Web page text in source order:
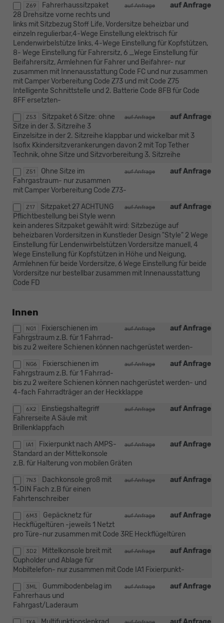
Z69 auf Anfrage
auf Anfrage
Fahrerhaussitzpaket
28 Drehsitze vorne rechts und
links mit Sitzbezug Stoff Life, Vordersitze beheizbar und
einzeln regulierbar,4-Wege Einstellung elektrisch für
Lendenwirbelstütze links, 4-Wege Einstellung für Kopfstützen,
8- Wege Einstellung für Fahrersitz, 6 _Wege Einstellung für
Beifahrersitz, Armlehnen für Fahrer und Beifahrer- nur
zusammen mit Innenausstattung Code FC und nur zusammen
mit Camper Vorbereitung Code Z73 und mit Code Z75
Intelligente Schnittstelle und 2. Batterie Code 8FB für Code
8FF ersetzten-
Z53 auf Anfrage
auf Anfrage
Sitzpaket 6 Sitze: ohne
Sitze in der 3. Sitzreihe 3
Einzelsitze in der 2. Sitzreihe klappbar und wickelbar mit 3
Isofix Kkindersitzverankerungen davon 2 mit Top Tether
Technik, ohne Sitze und Sitzvorbereitung 3. Sitzreihe
Z51 auf Anfrage
auf Anfrage
Ohne Sitze im
Fahrgastraum- nur zusammen
mit Camper Vorbereitung Code Z73-
Z17 auf Anfrage
auf Anfrage
Sitzpaket 27 ACHTUNG
Pflichtbestellung bei Style wenn
kein anderes Sitzpaket gewählt wird: Sitzbezüge auf
beheizbaren Vordersitzen in Kunstleder Design "Style" 2 Wege
Einstellung für Lendenwirbelstützen Vordersitze manuell, 4
Wege Einstellung für Kopfstützen in Höhe und Neigung,
Armlehnen für beide Vordersitze, 6 Wege Einstellung für beide
Vordersitze nur bestellbar zusammen mit Innenausstattung
Code FD
Innen
NG1 auf Anfrage
auf Anfrage
Fixierschienen im
Fahrgstraum z.B. für 1 Fahrrad-
bis zu 2 weitere Schienen können nachgerüstet werden-
NG6 auf Anfrage
auf Anfrage
Fixierschienen im
Fahrgstraum z.B. für 1 Fahrrad-
bis zu 2 weitere Schienen können nachgerüstet werden- und
4-fach Fahrradträger an der Heckklappe
6X2 auf Anfrage
auf Anfrage
Einstiegshaltegriff
Fahrerseite A Säule mit
Brillenklappfach
IA1 auf Anfrage
auf Anfrage
Fixierpunkt nach AMPS-
Standard an der Mittelkonsole
z.B. für Halterung von mobilen Gräten
7N3 auf Anfrage
auf Anfrage
Dachkonsole groß mit
1-DIN Fach z.B für einen
Fahrtenschreiber
6M3 auf Anfrage
auf Anfrage
Gepäcknetz für
Heckflügeltüren -jeweils 1 Netzt
pro Türe-nur zusammen mit Code 3RE Heckflügeltüren
3D2 auf Anfrage
auf Anfrage
Mittelkonsole breit mit
Cupholder und Ablage für
Mobiltelefon- nur zusammen mit Code IA1 Fixierpunkt-
3ML auf Anfrage
auf Anfrage
Gummibodenbelag im
Fahrerhaus und
Fahrgast/Laderaum